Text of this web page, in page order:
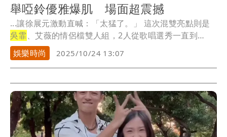
舉啞鈴優雅爆肌 場面超震撼
...讓徐展元激動直喊：「太猛了。」 這次混雙亮點則是
吳霏、艾薇的情侶檔雙人組，2人從歌唱選秀一直到
《全...
娛樂時尚 2025/10/24 13:07